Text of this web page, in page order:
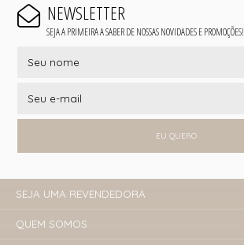
NEWSLETTER
SEJA A PRIMEIRA A SABER DE NOSSAS NOVIDADES E PROMOÇÕES!
EU QUERO
SEJA UMA REVENDEDORA
QUEM SOMOS